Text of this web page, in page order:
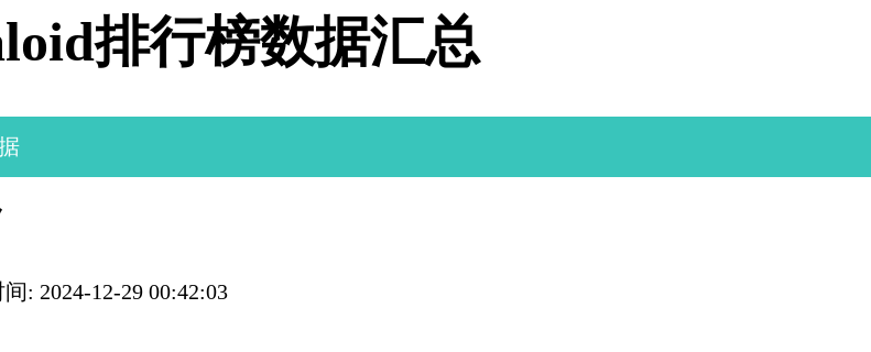
排行榜数据汇总
: 2024-12-29 00:42:03